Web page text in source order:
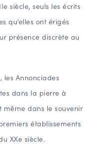
siècle, seuls les écrits
qu’elles ont érigés
présence discrète au
les Annonciades
dans la pierre à
même dans le souvenir
établissements
XXe siècle.